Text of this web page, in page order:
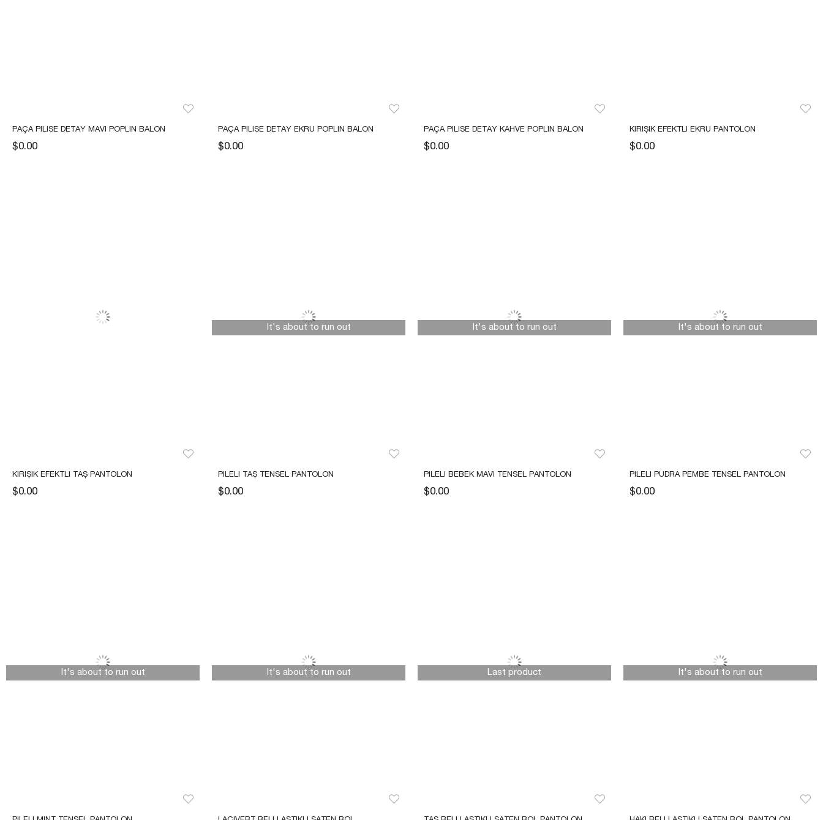
PAÇA PILISE DETAY MAVI POPLIN BALON
PANTOLON
$0.00
PAÇA PILISE DETAY EKRU POPLIN BALON
PANTOLON
$0.00
PAÇA PILISE DETAY KAHVE POPLIN BALON
PANTOLON
$0.00
KIRIŞIK EFEKTLI EKRU PANTOLON
$0.00
KIRIŞIK EFEKTLI TAŞ PANTOLON
$0.00
PILELI TAŞ TENSEL PANTOLON
$0.00
It's about to run out
PILELI BEBEK MAVI TENSEL PANTOLON
$0.00
It's about to run out
PILELI PUDRA PEMBE TENSEL PANTOLON
$0.00
It's about to run out
It's about to run out It's about to run out Last product It's about to run out